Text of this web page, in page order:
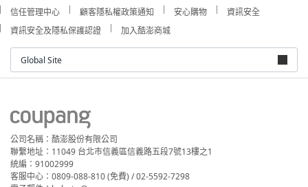
信任管理中心
顧客隱私權政策通知 安心購物
資訊安全
資訊安全及隱私保護認證
加入酷澎商城
Global Site
公司名稱：酷澎股份有限公司
聯繫地址：11049 台北市信義區信義路五段7號13樓之1
統編：91002999
客服中心：0809-088-810 (免費) / 02-5592-7298